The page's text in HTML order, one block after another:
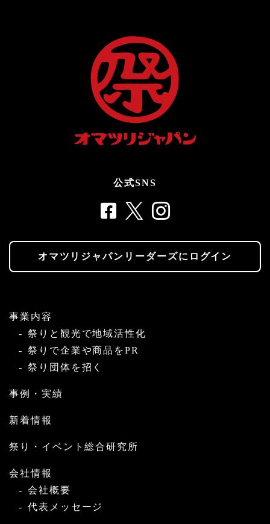
公式SNS
オマツリジャパンリーダーズにログイン
事業内容
祭りと観光で地域活性化
祭りで企業や商品をPR
祭り団体を招く
事例・実績
新着情報
祭り・イベント総合研究所
会社情報
会社概要
代表メッセージ